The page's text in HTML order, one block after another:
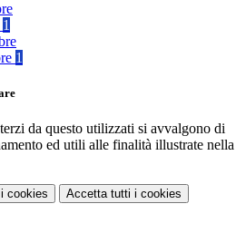
1
1
da questo utilizzati si avvalgono di
ed utili alle finalità illustrate nella
i cookies Accetta tutti i cookies